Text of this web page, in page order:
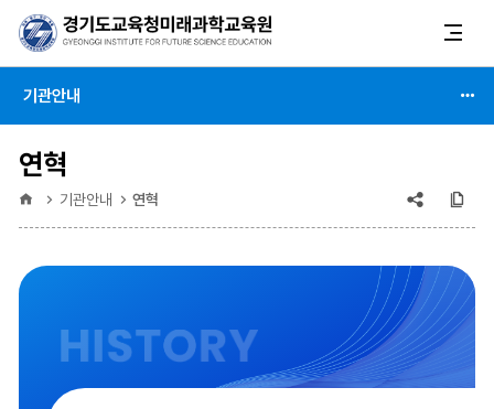
기관안내
연혁
기관안내 연혁
공유
:
축소)